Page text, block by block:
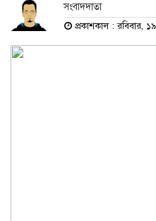
সংবাদদাতা
প্রকাশকাল : রবিবার,